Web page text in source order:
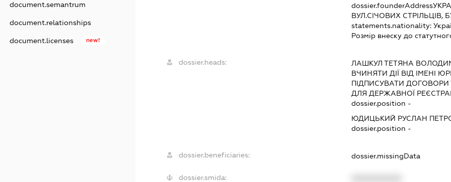
document.semantrum
document.relationships
document.licenses new!
dossier.founderAddress
ВУЛ.СІЧОВИХ СТРІЛЬЦІВ,
statements.nationality:
Розмір внеску до
dossier.heads: ЛАШКУЛ ТЕТЯНА
ВЧИНЯТИ ДІЇ ВІД ІМЕНІ
ПІДПИСУВАТИ
ДЛЯ ДЕРЖАВНОЇ
dossier.position -
ЮДИЦЬКИЙ РУСЛАН
dossier.position -
dossier.beneficiaries: dossier.missingData
dossier.smida: